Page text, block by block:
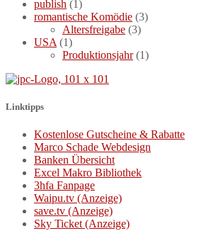
publish (1)
romantische Komödie (3)
Altersfreigabe (3)
USA (1)
Produktionsjahr(1)
Linktipps
Kostenlose Gutscheine & Rabatte
Marco Schade Webdesign
Banken Übersicht
Excel Makro Bibliothek
3hfa Fanpage
Waipu.tv (Anzeige)
save.tv (Anzeige)
Sky Ticket (Anzeige)